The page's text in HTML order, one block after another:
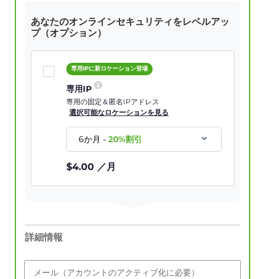
あなたのオンラインセキュリティをレベルアッ
プ（オプション）
専用IPに新ロケーション登場
専用IP
専用の固定＆匿名IPアドレス
選択可能なロケーションを見る
6か月-20%割引
$4.00 ／月
詳細情報
メール（アカウントのアクティブ化に必要）